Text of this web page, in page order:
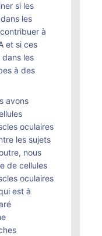
si les
les
à
et si ces
les
à des
avons
oculaires
les sujets
nous
de cellules
oculaires
est à